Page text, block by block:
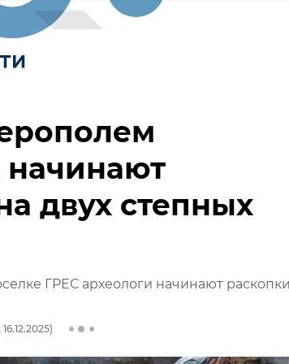
начинают
двух степных
ГРЕС археологи начинают